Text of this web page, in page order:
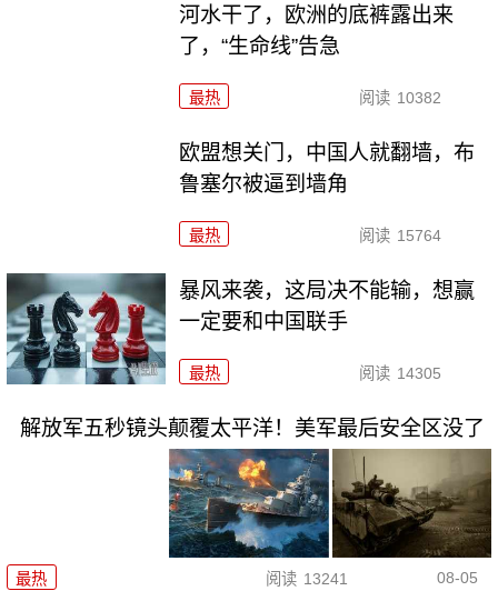
河水干了，欧洲的底裤露出来
了，“生命线”告急
最热 阅读 10382
欧盟想关门，中国人就翻墙，布
鲁塞尔被逼到墙角
最热 阅读 15764
暴风来袭，这局决不能输，想赢
一定要和中国联手
最热 阅读 14305
解放军五秒镜头颠覆太平洋！美军最后安全区没了
最热 阅读 13241 08-05